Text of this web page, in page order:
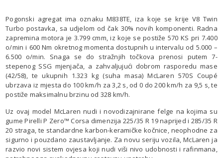
Pogonski agregat ima oznaku M838TE, iza koje se krije V8 Twin
Turbo postavka, sa udjelom od čak 30% novih komponenti. Radna
zapremina motora je 3.799 cmm, iz koje se postiže 570 KS pri 7.400
o/min i 600 Nm okretnog momenta dostupnih u intervalu od 5.000 –
6.500 o/min. Snaga se do stražnjih točkova prenosi putem 7-
stepenog SSG mjenjača, a zahvaljujući dobrom rasporedu mase
(42/58), te ukupnih 1.323 kg (suha masa) McLaren 570S Coupé
ubrzava iz mjesta do 100 km/h za 3,2 s, od 0 do 200 km/h za 9,5 s, te
postiže maksimalnu brzinu od 328 km/h.
Uz ovaj model McLaren nudi i novodizajnirane felge na kojima su
gume Pirelli P Zero™ Corsa dimenzija 225/35 R 19 naprijed i 285/35 R
20 straga, te standardne karbon-keramičke kočnice, neophodne za
sigurno i pouzdano zaustavljanje. Za novu seriju vozila, McLaren ja
razvio novi sistem ovjesa koji nudi viši nivo udobnosti i rafinmana,